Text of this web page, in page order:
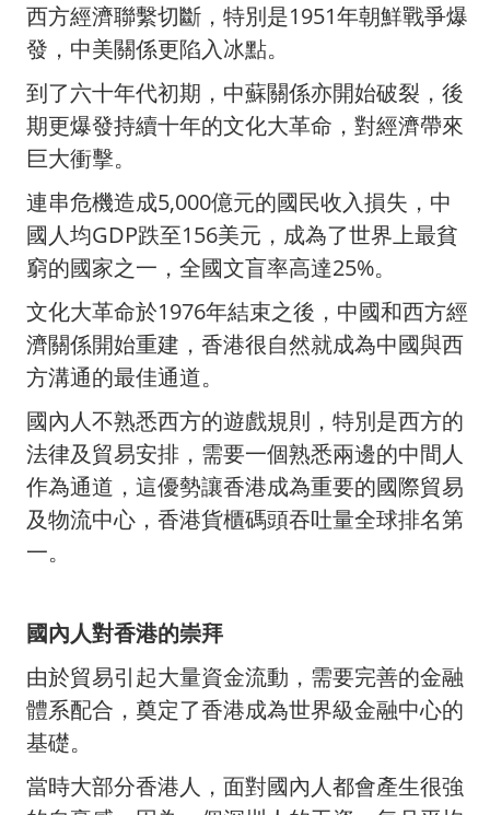
西方經濟聯繫切斷，特別是1951年朝鮮戰爭爆
發，中美關係更陷入冰點。
到了六十年代初期，中蘇關係亦開始破裂，後
期更爆發持續十年的文化大革命，對經濟帶來
巨大衝擊。
連串危機造成5,000億元的國民收入損失，中
國人均GDP跌至156美元，成為了世界上最貧
窮的國家之一，全國文盲率高達25%。
文化大革命於1976年結束之後，中國和西方經
濟關係開始重建，香港很自然就成為中國與西
方溝通的最佳通道。
國內人不熟悉西方的遊戲規則，特別是西方的
法律及貿易安排，需要一個熟悉兩邊的中間人
作為通道，這優勢讓香港成為重要的國際貿易
及物流中心，香港貨櫃碼頭吞吐量全球排名第
一。
國內人對香港的崇拜
由於貿易引起大量資金流動，需要完善的金融
體系配合，奠定了香港成為世界級金融中心的
基礎。
當時大部分香港人，面對國內人都會產生很強